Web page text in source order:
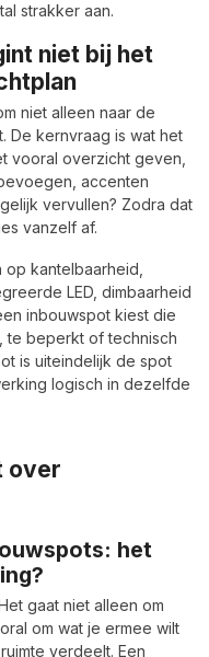
strakker aan.
niet bij het
niet alleen naar de
De kernvraag is wat het
vooral overzicht geven,
accenten
vervullen? Zodra dat
vanzelf af.
kantelbaarheid,
LED, dimbaarheid
inbouwspot kiest die
te beperkt of technisch
is uiteindelijk de spot
logisch in dezelfde
over
het
gaat niet alleen om
om wat je ermee wilt
verdeelt. Een